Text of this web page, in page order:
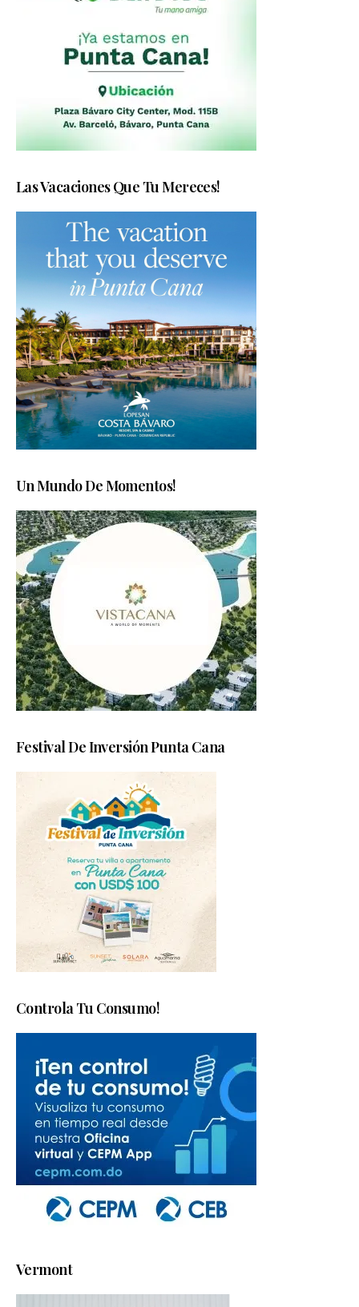
Las Vacaciones Que Tu Mereces!
Un Mundo De Momentos!
Festival De Inversión Punta Cana
Controla Tu Consumo!
Vermont